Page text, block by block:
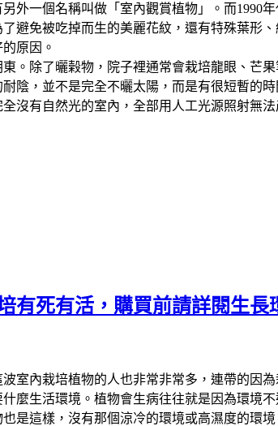
外一個名稱叫做「室內觀賞植物」。而
避免被吃掉而生的美麗花紋，還有特殊葉形
原因。
。除了曬榖物，院子裡通常會栽培龍眼、芒
陰，並不是完全不曬太陽，而是有很短暫的
沒有自然光的室內，全部用人工光源照射無
有死有活，購買前請詳閱生長
室內栽培植物的人也非常非常多，連帶的因
麼生活環境。植物會生病往往就是因為環境
是這樣，沒有那個涼冷的環境或高濕度的環